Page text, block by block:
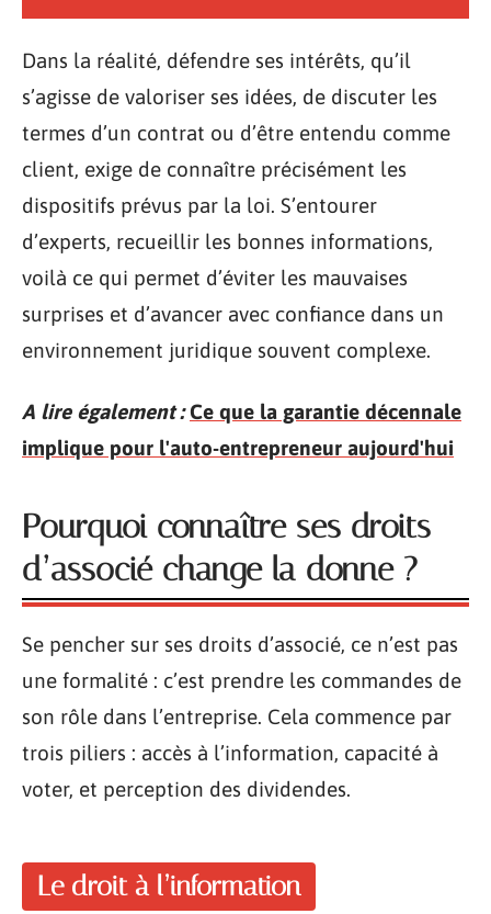
Dans la réalité, défendre ses intérêts, qu’il
s’agisse de valoriser ses idées, de discuter les
termes d’un contrat ou d’être entendu comme
client, exige de connaître précisément les
dispositifs prévus par la loi. S’entourer
d’experts, recueillir les bonnes informations,
voilà ce qui permet d’éviter les mauvaises
surprises et d’avancer avec confiance dans un
environnement juridique souvent complexe.
A lire également : Ce que la garantie décennale
implique pour l'auto-entrepreneur aujourd'hui
Pourquoi connaître ses droits
d’associé change la donne ?
Se pencher sur ses droits d’associé, ce n’est pas
une formalité : c’est prendre les commandes de
son rôle dans l’entreprise. Cela commence par
trois piliers : accès à l’information, capacité à
voter, et perception des dividendes.
Le droit à l’information